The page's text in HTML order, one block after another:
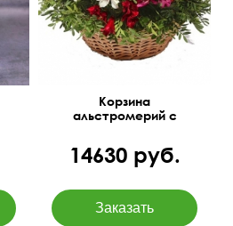
Корзина
альстромерий с
14630 руб.